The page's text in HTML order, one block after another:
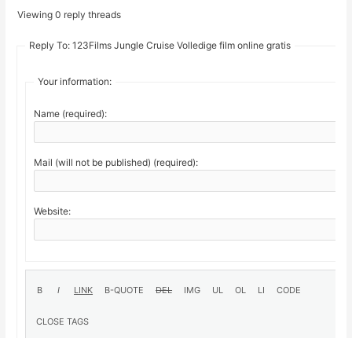
Viewing 0 reply threads
Reply To: 123Films Jungle Cruise Volledige film online gratis
Your information:
Name (required):
Mail (will not be published) (required):
Website: